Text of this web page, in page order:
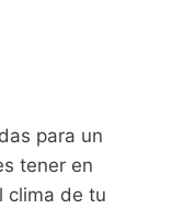
para un
tener en
clima de tu